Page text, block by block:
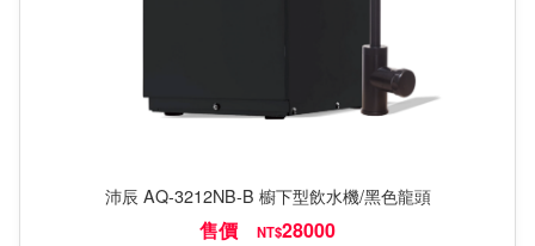
沛辰 AQ-3212NB-B 櫥下型飲水機/黑色龍頭
售價 NT$28000